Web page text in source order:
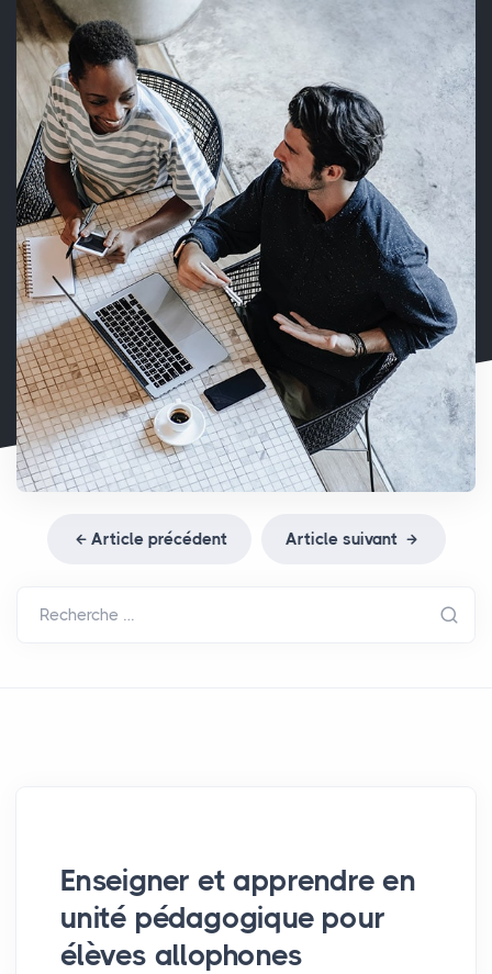
Article précédent Article suivant
Recherche …
Enseigner et apprendre en
unité pédagogique pour
élèves allophones